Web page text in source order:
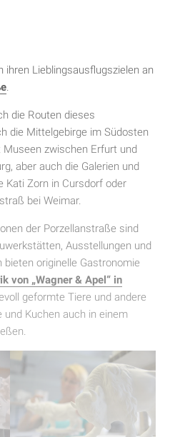
ihren Lieblingsausflugszielen an
.
die Routen dieses
die Mittelgebirge im Südosten
zwischen Erfurt und
aber auch die Galerien und
Kati Zorn in Cursdorf oder
bei Weimar.
der Porzellanstraße sind
Ausstellungen und
bieten originelle Gastronomie
von „Wagner & Apel“ in
geformte Tiere und andere
und Kuchen auch in einem